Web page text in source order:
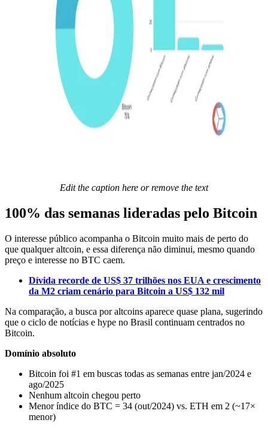
Edit the caption here or remove the text
100% das semanas lideradas pelo Bitcoin
O interesse público acompanha o Bitcoin muito mais de perto do
que qualquer altcoin, e essa diferença não diminui, mesmo quando
preço e interesse no BTC caem.
Dívida recorde de US$ 37 trilhões nos EUA e crescimento
da M2 criam cenário para Bitcoin a US$ 132 mil
Na comparação, a busca por altcoins aparece quase plana, sugerindo
que o ciclo de notícias e hype no Brasil continuam centrados no
Bitcoin.
Domínio absoluto
Bitcoin foi #1 em buscas todas as semanas entre jan/2024 e
ago/2025
Nenhum altcoin chegou perto
Menor índice do BTC = 34 (out/2024) vs. ETH em 2 (~17×
menor)